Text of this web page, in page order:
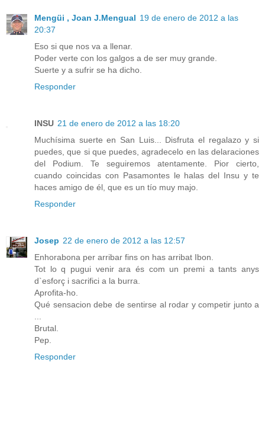
Mengüi , Joan J.Mengual 19 de enero de 2012 a las
20:37
Eso si que nos va a llenar.
Poder verte con los galgos a de ser muy grande.
Suerte y a sufrir se ha dicho.
Responder
INSU 21 de enero de 2012 a las 18:20
Muchísima suerte en San Luis... Disfruta el regalazo y si
puedes, que si que puedes, agradecelo en las delaraciones
del Podium. Te seguiremos atentamente. Pior cierto,
cuando coincidas con Pasamontes le halas del Insu y te
haces amigo de él, que es un tío muy majo.
Responder
Josep 22 de enero de 2012 a las 12:57
Enhorabona per arribar fins on has arribat Ibon.
Tot lo q pugui venir ara és com un premi a tants anys
d`esforç i sacrifici a la burra.
Aprofita-ho.
Qué sensacion debe de sentirse al rodar y competir junto a
Brutal.
Pep.
Responder